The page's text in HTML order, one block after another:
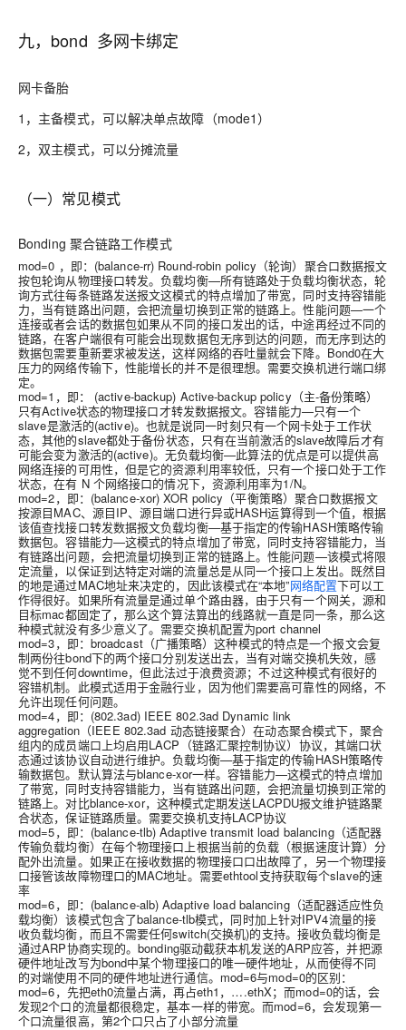
九，bond 多网卡绑定
网卡备胎
1，主备模式，可以解决单点故障（mode1）
2，双主模式，可以分摊流量
（一）常见模式
Bonding 聚合链路工作模式
mod=0 ，即：(balance-rr) Round-robin policy（轮询）聚合口数据报文
按包轮询从物理接口转发。负载均衡—所有链路处于负载均衡状态，轮
询方式往每条链路发送报文这模式的特点增加了带宽，同时支持容错能
力，当有链路出问题，会把流量切换到正常的链路上。性能问题—一个
连接或者会话的数据包如果从不同的接口发出的话，中途再经过不同的
链路，在客户端很有可能会出现数据包无序到达的问题，而无序到达的
数据包需要重新要求被发送，这样网络的吞吐量就会下降。Bond0在大
压力的网络传输下，性能增长的并不是很理想。需要交换机进行端口绑
定。
mod=1，即： (active-backup) Active-backup policy（主-备份策略）
只有Active状态的物理接口才转发数据报文。容错能力—只有一个
slave是激活的(active)。也就是说同一时刻只有一个网卡处于工作状
态，其他的slave都处于备份状态，只有在当前激活的slave故障后才有
可能会变为激活的(active)。无负载均衡—此算法的优点是可以提供高
网络连接的可用性，但是它的资源利用率较低，只有一个接口处于工作
状态，在有 N 个网络接口的情况下，资源利用率为1/N。
mod=2，即：(balance-xor) XOR policy（平衡策略）聚合口数据报文
按源目MAC、源目IP、源目端口进行异或HASH运算得到一个值，根据
该值查找接口转发数据报文负载均衡—基于指定的传输HASH策略传输
数据包。容错能力—这模式的特点增加了带宽，同时支持容错能力，当
有链路出问题，会把流量切换到正常的链路上。性能问题—该模式将限
定流量，以保证到达特定对端的流量总是从同一个接口上发出。既然目
的地是通过MAC地址来决定的，因此该模式在“本地”网络配置下可以工
作得很好。如果所有流量是通过单个路由器，由于只有一个网关，源和
目标mac都固定了，那么这个算法算出的线路就一直是同一条，那么这
种模式就没有多少意义了。需要交换机配置为port channel
mod=3，即：broadcast（广播策略）这种模式的特点是一个报文会复
制两份往bond下的两个接口分别发送出去，当有对端交换机失效，感
觉不到任何downtime，但此法过于浪费资源；不过这种模式有很好的
容错机制。此模式适用于金融行业，因为他们需要高可靠性的网络，不
允许出现任何问题。
mod=4，即：(802.3ad) IEEE 802.3ad Dynamic link
aggregation（IEEE 802.3ad 动态链接聚合）在动态聚合模式下，聚合
组内的成员端口上均启用LACP（链路汇聚控制协议）协议，其端口状
态通过该协议自动进行维护。负载均衡—基于指定的传输HASH策略传
输数据包。默认算法与blance-xor一样。容错能力—这模式的特点增加
了带宽，同时支持容错能力，当有链路出问题，会把流量切换到正常的
链路上。对比blance-xor，这种模式定期发送LACPDU报文维护链路聚
合状态，保证链路质量。需要交换机支持LACP协议
mod=5，即：(balance-tlb) Adaptive transmit load balancing（适配器
传输负载均衡）在每个物理接口上根据当前的负载（根据速度计算）分
配外出流量。如果正在接收数据的物理接口口出故障了，另一个物理接
口接管该故障物理口的MAC地址。需要ethtool支持获取每个slave的速
率
mod=6，即：(balance-alb) Adaptive load balancing（适配器适应性负
载均衡）该模式包含了balance-tlb模式，同时加上针对IPV4流量的接
收负载均衡，而且不需要任何switch(交换机)的支持。接收负载均衡是
通过ARP协商实现的。bonding驱动截获本机发送的ARP应答，并把源
硬件地址改写为bond中某个物理接口的唯一硬件地址，从而使得不同
的对端使用不同的硬件地址进行通信。mod=6与mod=0的区别：
mod=6，先把eth0流量占满，再占eth1，….ethX；而mod=0的话，会
发现2个口的流量都很稳定，基本一样的带宽。而mod=6，会发现第一
个口流量很高，第2个口只占了小部分流量